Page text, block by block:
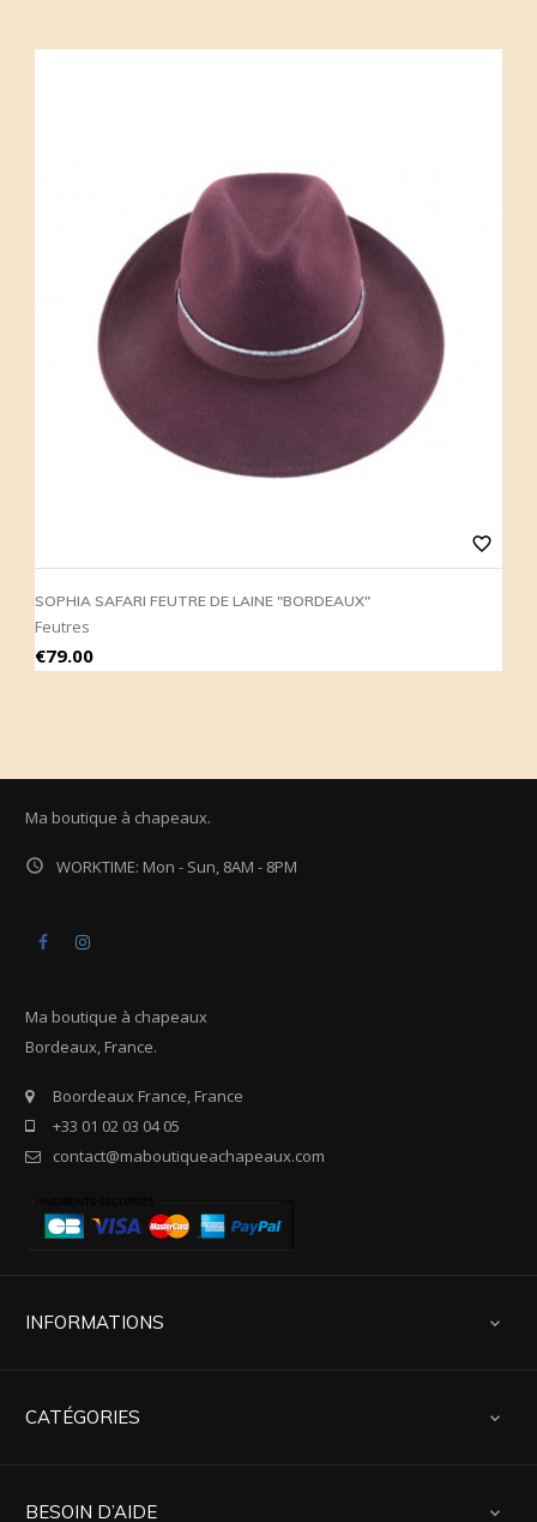
favorite_border
SOPHIA SAFARI FEUTRE DE LAINE "BORDEAUX"
Feutres
Price
€79.00
Ma boutique à chapeaux.
 WORKTIME: Mon - Sun, 8AM - 8PM
Facebook
Ma boutique à chapeaux
Bordeaux, France.
Boordeaux France, France
+33 01 02 03 04 05
contact@maboutiqueachapeaux.com
INFORMATIONS 
CATÉGORIES 
BESOIN D’AIDE 